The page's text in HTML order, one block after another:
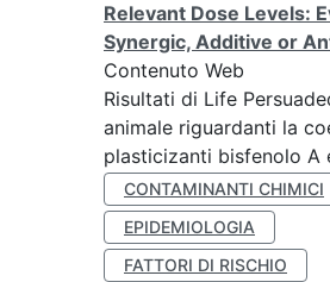
Relevant Dose Levels:
Synergic, Additive or
Contenuto Web
Risultati di Life
animale riguardanti la
plasticizanti bisfenolo A
CONTAMINANTI CHIMICI
EPIDEMIOLOGIA
FATTORI DI RISCHIO